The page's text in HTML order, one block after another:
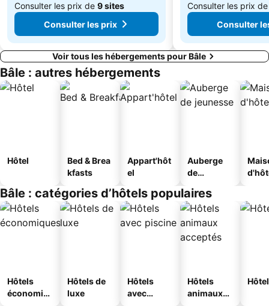
Consulter les prix de 9 sites
Consulter les prix
Consulter les prix
Consulter
Voir tous les hébergements pour Bâle
Bâle : autres hébergements
Hôtel
Bed & Brea
kfasts
Appart'hôt
el
Auberge
de
Bâle : catégories d’hôtels populaires
Hôtels
économiq
Hôtels de
luxe
Hôtels
avec
Hôtels
animaux